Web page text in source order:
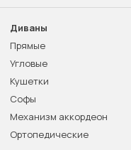
Диваны
Прямые
Угловые
Кушетки
Софы
Механизм аккордеон
Ортопедические